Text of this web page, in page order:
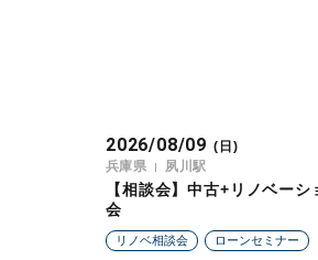
2026/08/09 (日)
兵庫県
夙川駅
【相談会】中古+リノベー
会
リノベ相談会 ローンセミナー